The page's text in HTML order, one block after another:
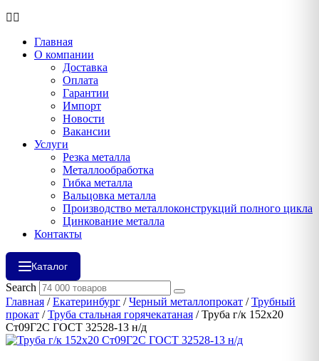
Главная
О компании
Доставка
Оплата
Гарантии
Импорт
Новости
Вакансии
Услуги
Резка металла
Металлообработка
Гибка металла
Вальцовка металла
Производство металлоконструкций полного цикла
Цинкование металла
Контакты
Каталог
Search
Главная /Екатеринбург /Черный металлопрокат /Трубный
прокат /Труба стальная горячекатаная / Труба г/к 152х20
Ст09Г2С ГОСТ 32528-13 н/д